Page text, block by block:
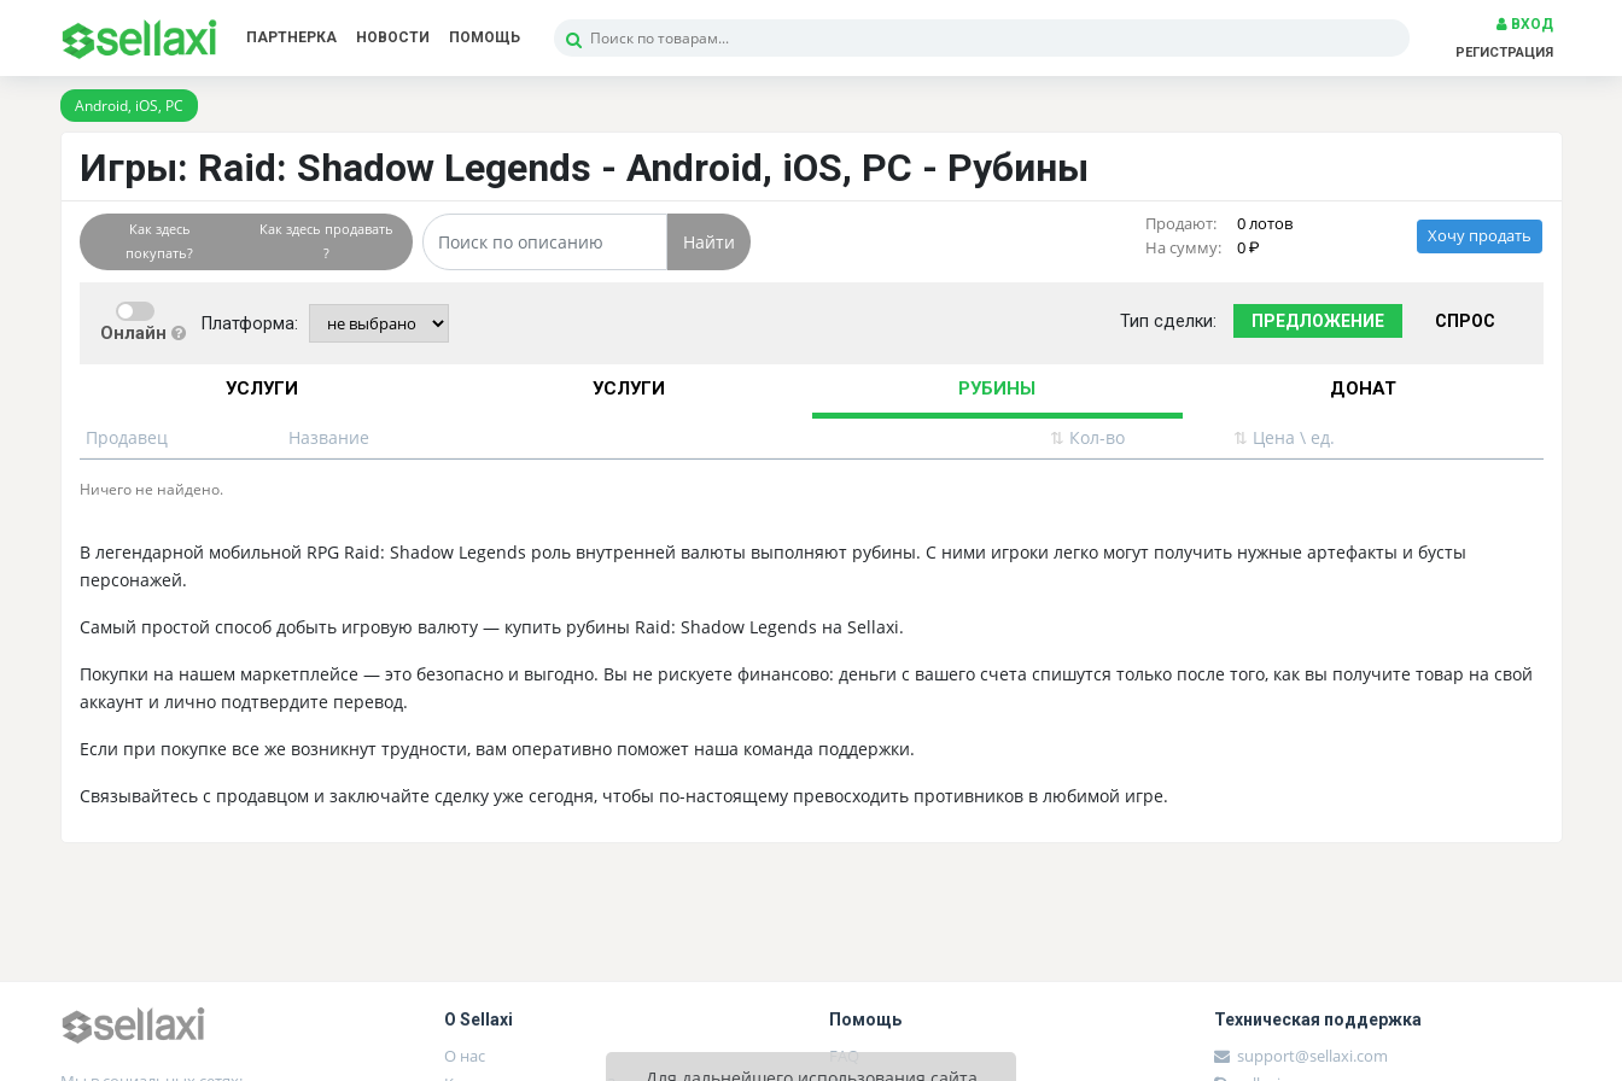
ПАРТНЕРКА НОВОСТИ ПОМОЩЬ
ВХОД
РЕГИСТРАЦИЯ
Android, iOS, PC
Игры: Raid: Shadow Legends - Android, iOS, PC - Рубины
Как здесь
покупать?
Как здесь продавать
?
Найти
Продают:
0 лотов
На сумму:
0
Хочу продать
Онлайн Платформа: Тип сделки: ПРЕДЛОЖЕНИЕ СПРОС
УСЛУГИ УСЛУГИ РУБИНЫ ДОНАТ
Продавец Название ⇅ Кол-во ⇅ Цена \ ед.
Ничего не найдено.
В легендарной мобильной RPG Raid: Shadow Legends роль внутренней валюты выполняют рубины. С ними игроки легко могут получить нужные артефакты и бусты
персонажей.
Самый простой способ добыть игровую валюту — купить рубины Raid: Shadow Legends на Sellaxi.
Покупки на нашем маркетплейсе — это безопасно и выгодно. Вы не рискуете финансово: деньги с вашего счета спишутся только после того, как вы получите товар на свой
аккаунт и лично подтвердите перевод.
Если при покупке все же возникнут трудности, вам оперативно поможет наша команда поддержки.
Связывайтесь с продавцом и заключайте сделку уже сегодня, чтобы по-настоящему превосходить противников в любимой игре.
О Sellaxi
О нас
Помощь
FAQ
Техническая поддержка
support@sellaxi.com